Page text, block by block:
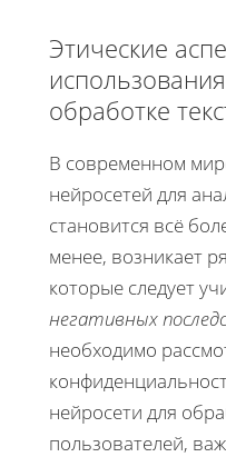
Этические
обработке
В современном
нейросетей для
становится всё
менее, возникает
которые следует
негативных
необходимо
нейросети для
пользователей,